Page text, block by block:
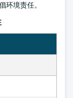
环境责任。